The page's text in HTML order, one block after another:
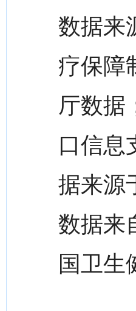
数据来
疗保障
厅数据
口信息
据来源
数据来
国卫生